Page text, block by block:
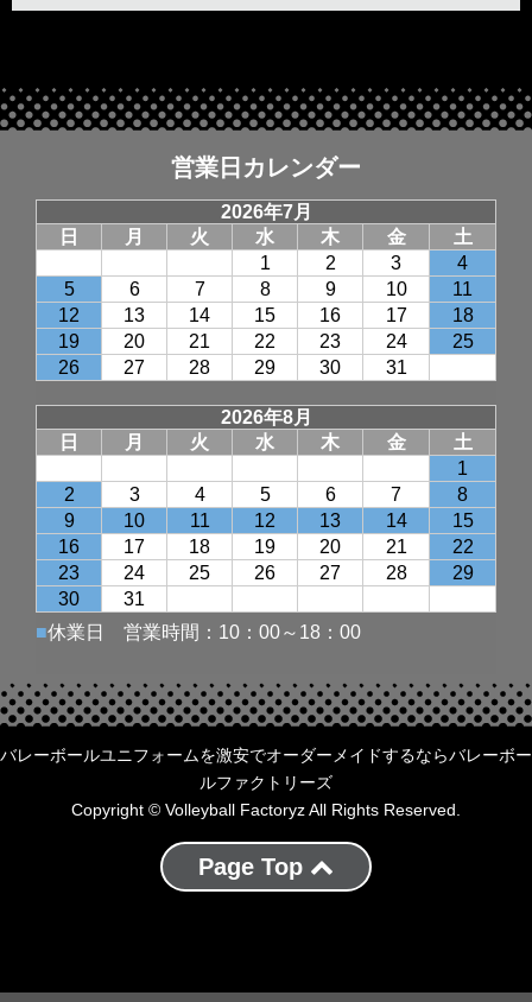
営業日カレンダー
バレーボールユニフォームを激安でオーダーメイドするならバレーボー
ルファクトリーズ
Copyright © Volleyball Factoryz All Rights Reserved.
Page Top